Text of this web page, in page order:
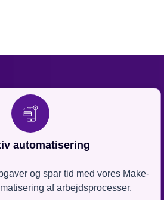
automatisering
og spar tid med vores Make-
af arbejdsprocesser.